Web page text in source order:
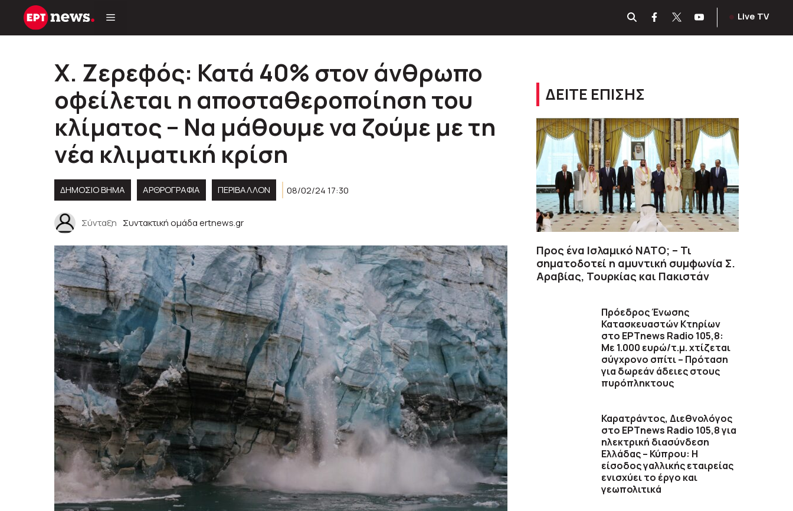
Μετάβαση
Live TV
Χ. Ζερεφός: Κατά 40% στον άνθρωπο
οφείλεται η αποσταθεροποίηση του
κλίματος – Να μάθουμε να ζούμε με τη
νέα κλιματική κρίση
ΔΗΜΟΣΙΟ ΒΗΜΑ ΑΡΘΡΟΓΡΑΦΊΑ ΠΕΡΙΒΆΛΛΟΝ 08/02/24 17:30
Σύνταξη Συντακτική ομάδα ertnews.gr
ΔΕΙΤΕ ΕΠΙΣΗΣ
Προς ένα Ισλαμικό ΝΑΤΟ; – Τι
σηματοδοτεί η αμυντική συμφωνία Σ.
Αραβίας, Τουρκίας και Πακιστάν
Πρόεδρος Ένωσης
Κατασκευαστών Κτηρίων
στο ΕΡΤnews Radio 105,8:
Με 1.000 ευρώ/τ.μ. χτίζεται
σύγχρονο σπίτι – Πρόταση
για δωρεάν άδειες στους
πυρόπληκτους
Καρατράντος, Διεθνολόγος
στο ΕΡΤnews Radio 105,8 για
ηλεκτρική διασύνδεση
Ελλάδας – Κύπρου: Η
είσοδος γαλλικής εταιρείας
ενισχύει το έργο και
γεωπολιτικά